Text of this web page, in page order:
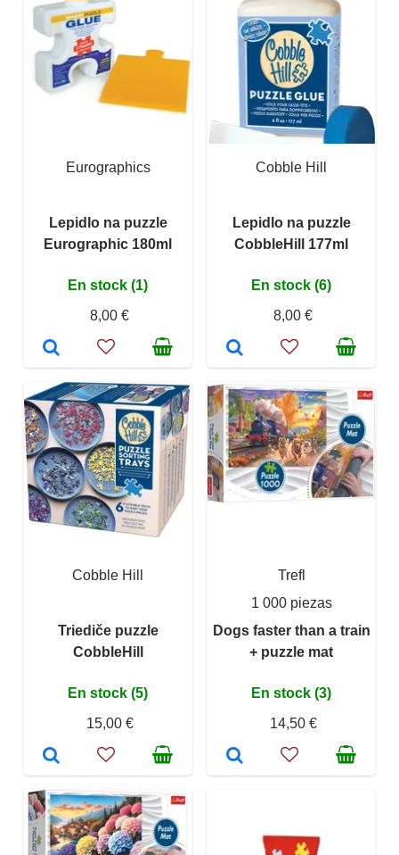
Eurographics
Lepidlo na puzzle
Eurographic 180ml
En stock (1)
8,00 €
Cobble Hill
Lepidlo na puzzle
CobbleHill 177ml
En stock (6)
8,00 €
Cobble Hill
Triediče puzzle
CobbleHill
En stock (5)
15,00 €
Trefl
1 000 piezas
Dogs faster than a train
+ puzzle mat
En stock (3)
14,50 €